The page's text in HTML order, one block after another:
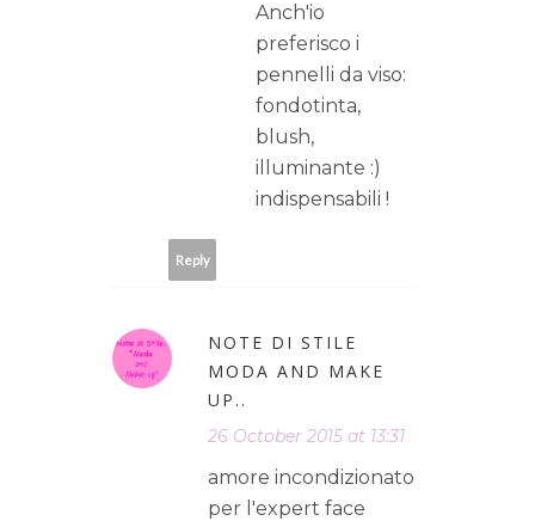
Anch'io
preferisco i
pennelli da viso:
fondotinta,
blush,
illuminante :)
indispensabili !
Reply
NOTE DI STILE
MODA AND MAKE
UP..
26 October 2015 at 13:31
amore incondizionato
per l'expert face